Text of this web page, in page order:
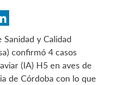
Sanidad y Calidad
confirmó 4 casos
(IA) H5 en aves de
de Córdoba con lo que